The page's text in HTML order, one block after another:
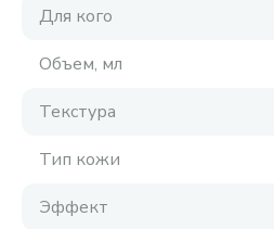
Для кого
Объем, мл
Текстура
Тип кожи
Эффект